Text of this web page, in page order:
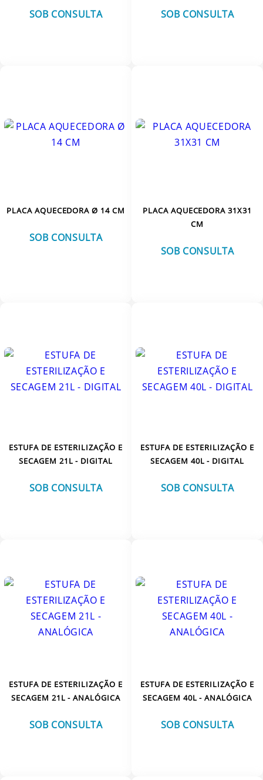
SOB CONSULTA SOB CONSULTA
PLACA AQUECEDORA Ø 14 CM
SOB CONSULTA
PLACA AQUECEDORA 31X31
CM
SOB CONSULTA
ESTUFA DE ESTERILIZAÇÃO E
SECAGEM 21L - DIGITAL
SOB CONSULTA
ESTUFA DE ESTERILIZAÇÃO E
SECAGEM 40L - DIGITAL
SOB CONSULTA
ESTUFA DE ESTERILIZAÇÃO E
SECAGEM 21L - ANALÓGICA
SOB CONSULTA
ESTUFA DE ESTERILIZAÇÃO E
SECAGEM 40L - ANALÓGICA
SOB CONSULTA